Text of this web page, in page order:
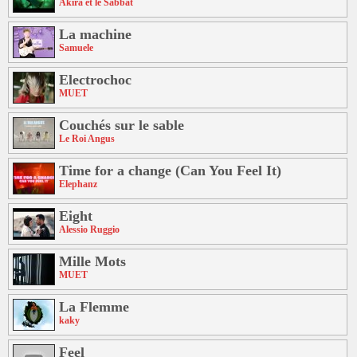
La machine
Samuele
Electrochoc
MUET
Couchés sur le sable
Le Roi Angus
Time for a change (Can You Feel It)
Elephanz
Eight
Alessio Ruggio
Mille Mots
MUET
La Flemme
kaky
Feel